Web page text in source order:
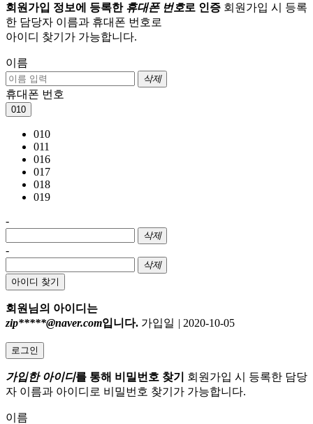
회원가입 정보에 등록한 휴대폰 번호로 인증 회원가입 시 등록
한 담당자 이름과 휴대폰 번호로
아이디 찾기가 가능합니다.
이름
삭제
휴대폰 번호
010
010
011
016
017
018
019
-
삭제
-
삭제
아이디 찾기
회원님의 아이디는
zip*****@naver.com입니다. 가입일 | 2020-10-05
로그인
가입한 아이디를 통해 비밀번호 찾기
회원가입 시 등록한 담당
자 이름과 아이디로 비밀번호 찾기가 가능합니다.
이름